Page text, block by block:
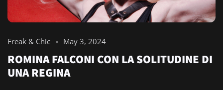
Freak & Chic May 3, 2024
ROMINA FALCONI CON LA SOLITUDINE DI
UNA REGINA